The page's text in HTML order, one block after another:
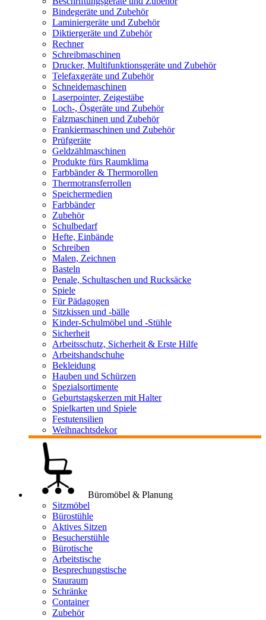
Bindegeräte und Zubehör
Laminiergeräte und Zubehör
Diktiergeräte und Zubehör
Rechner
Schreibmaschinen
Drucker, Multifunktionsgeräte und Zubehör
Telefaxgeräte und Zubehör
Schneidemaschinen
Laserpointer, Zeigestäbe
Loch-, Ösgeräte und Zubehör
Falzmaschinen und Zubehör
Frankiermaschinen und Zubehör
Prüfgeräte
Geldzählmaschinen
Produkte fürs Raumklima
Farbbänder & Thermorollen
Thermotransferrollen
Speichermedien
Farbbänder
Zubehör
Schulbedarf
Hefte, Einbände
Schreiben
Malen, Zeichnen
Basteln
Penale, Schultaschen und Rucksäcke
Spiele
Für Pädagogen
Sitzkissen und -bälle
Kinder-Schulmöbel und -Stühle
Sicherheit
Arbeitsschutz, Sicherheit & Erste Hilfe
Arbeitshandschuhe
Bekleidung
Hauben und Schürzen
Spezialsortimente
Geburtstagskerzen mit Halter
Spielkarten und Spiele
Festutensilien
Weihnachtsdekor
Büromöbel & Planung
Sitzmöbel
Bürostühle
Aktives Sitzen
Besucherstühle
Bürotische
Arbeitstische
Besprechungstische
Stauraum
Schränke
Container
Zubehör